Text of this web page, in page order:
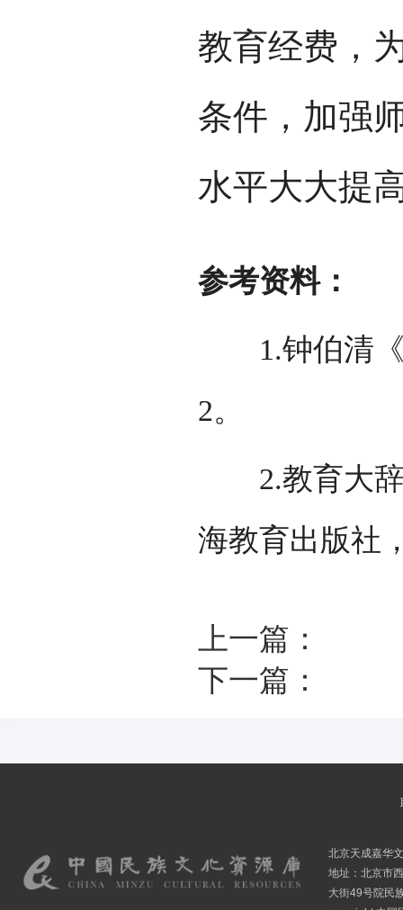
教育经费，
条件，加强
水平大大提
参考资料：
1.钟伯清《
2。
2.教育大辞
海教育出版社
上一篇：
下一篇：
北京天成嘉华
地址：北京市
大街49号院民